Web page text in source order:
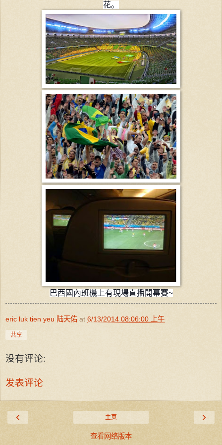
花。
巴西國內班機上有現場直播開幕賽~
eric luk tien yeu 陆天佑 at 6/13/2014 08:06:00 上午
共享
没有评论:
发表评论
‹ ›
主页
查看网络版本